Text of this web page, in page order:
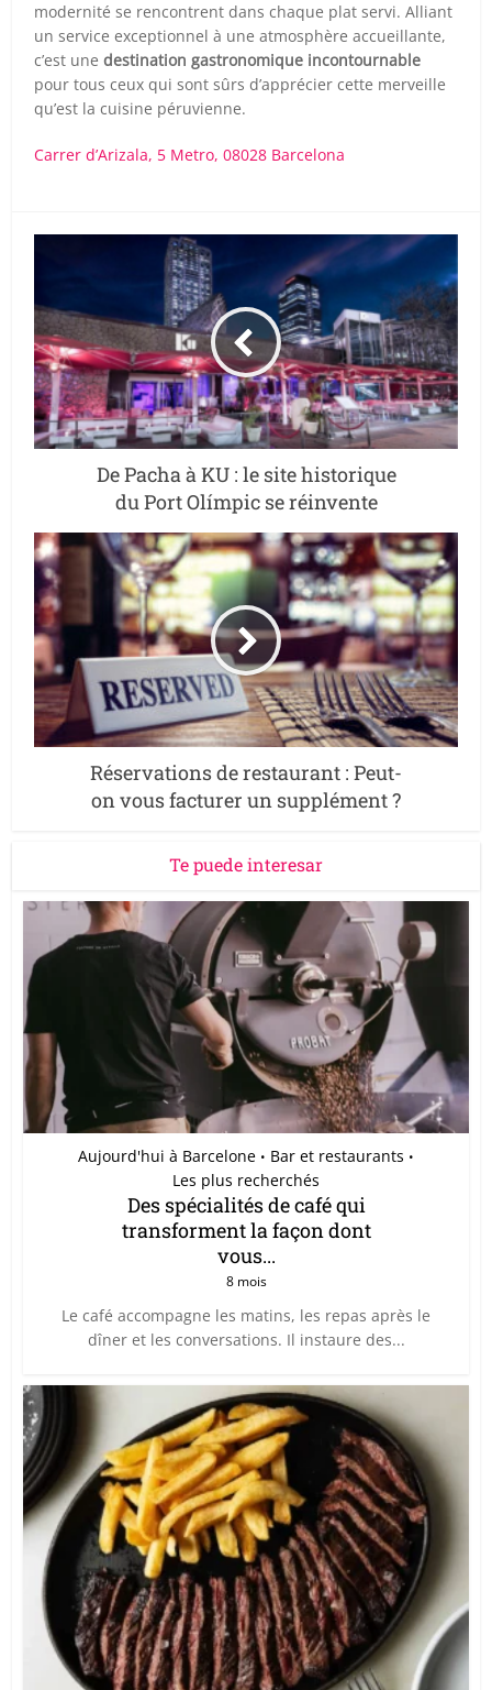
modernité se rencontrent dans chaque plat servi. Alliant
un service exceptionnel à une atmosphère accueillante,
c’est unedestination gastronomique incontournable
pour tous ceux qui sont sûrs d’apprécier cette merveille
qu’est la cuisine péruvienne.
Carrer d’Arizala, 5 Metro, 08028 Barcelona
De Pacha à KU : le site historique
du Port Olímpic se réinvente
Réservations de restaurant : Peut-
on vous facturer un supplément ?
Te puede interesar
Aujourd'hui à Barcelone • Bar et restaurants •
Les plus recherchés
Des spécialités de café qui
transforment la façon dont
vous...
8 mois
Le café accompagne les matins, les repas après le
dîner et les conversations. Il instaure des...